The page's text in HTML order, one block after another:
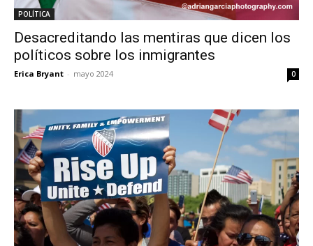
POLÍTICA
Desacreditando las mentiras que dicen los
políticos sobre los inmigrantes
Erica Bryant - mayo 2024 0